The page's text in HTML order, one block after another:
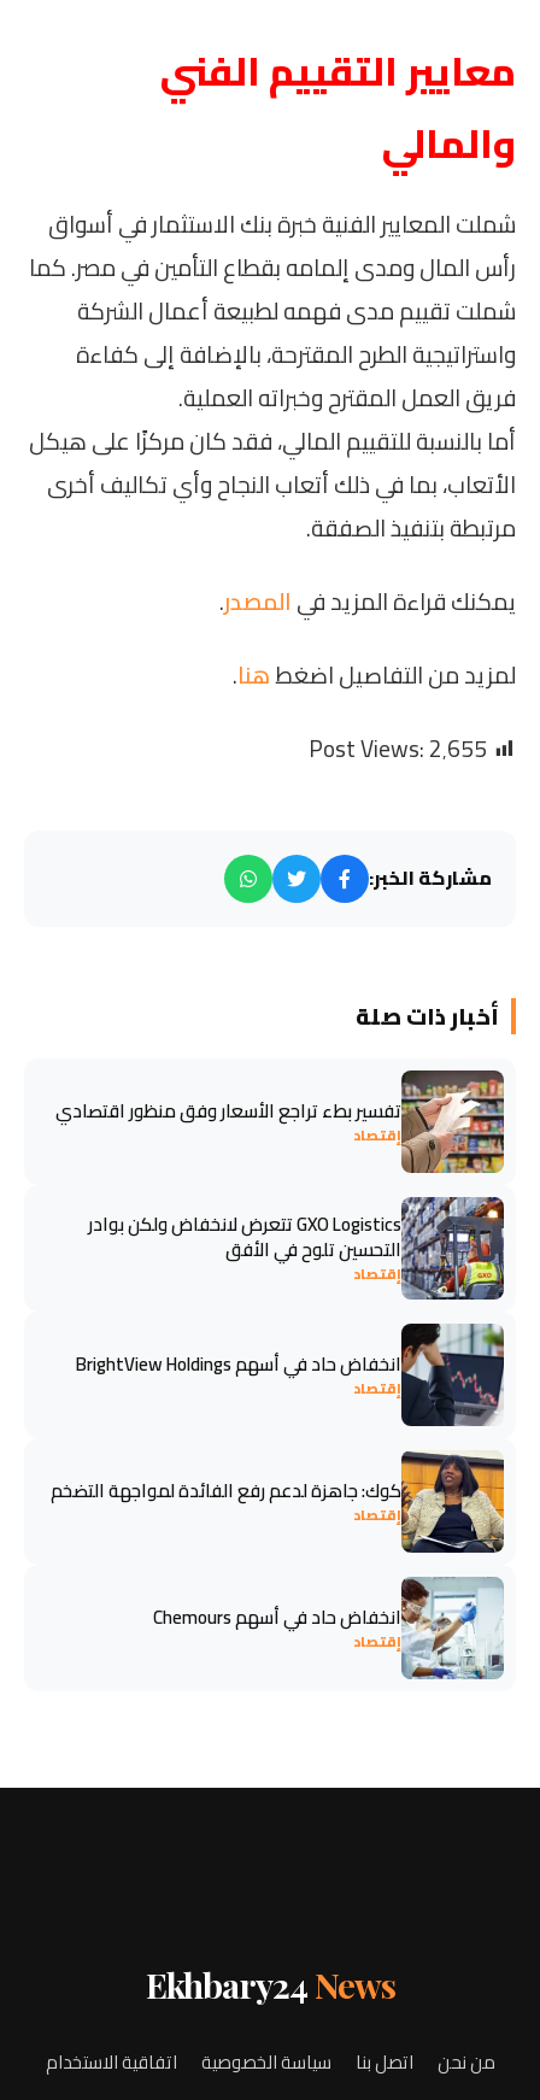
معايير التقييم الفني
والمالي
شملت المعايير الفنية خبرة بنك الاستثمار في أسواق
رأس المال ومدى إلمامه بقطاع التأمين في مصر. كما
شملت تقييم مدى فهمه لطبيعة أعمال الشركة
واستراتيجية الطرح المقترحة، بالإضافة إلى كفاءة
فريق العمل المقترح وخبراته العملية.
أما بالنسبة للتقييم المالي، فقد كان مركزًا على هيكل
الأتعاب، بما في ذلك أتعاب النجاح وأي تكاليف أخرى
مرتبطة بتنفيذ الصفقة.
يمكنك قراءة المزيد فيالمصدر.
لمزيد من التفاصيل اضغطهنا.
Post Views:2٬655
مشاركة الخبر:
أخبار ذات صلة
تفسير بطء تراجع الأسعار وفق منظور اقتصادي
إقتصاد
GXO Logistics تتعرض لانخفاض ولكن بوادر
التحسين تلوح في الأفق
إقتصاد
انخفاض حاد في أسهم BrightView Holdings
إقتصاد
كوك: جاهزة لدعم رفع الفائدة لمواجهة التضخم
إقتصاد
انخفاض حاد في أسهم Chemours
إقتصاد
Ekhbary24News
من نحن اتصل بنا سياسة الخصوصية اتفاقية الاستخدام